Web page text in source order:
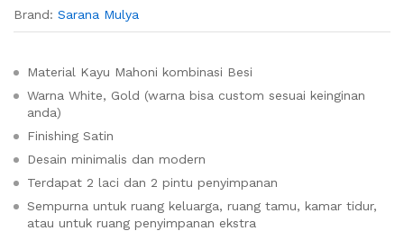
Brand: Sarana Mulya
Material Kayu Mahoni kombinasi Besi
Warna White, Gold (warna bisa custom sesuai keinginan
anda)
Finishing Satin
Desain minimalis dan modern
Terdapat 2 laci dan 2 pintu penyimpanan
Sempurna untuk ruang keluarga, ruang tamu, kamar tidur,
atau untuk ruang penyimpanan ekstra